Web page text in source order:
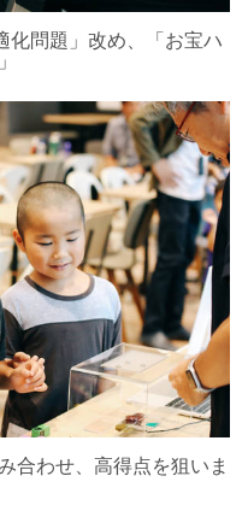
化問題」改め、「お宝ハ
合わせ、高得点を狙いま